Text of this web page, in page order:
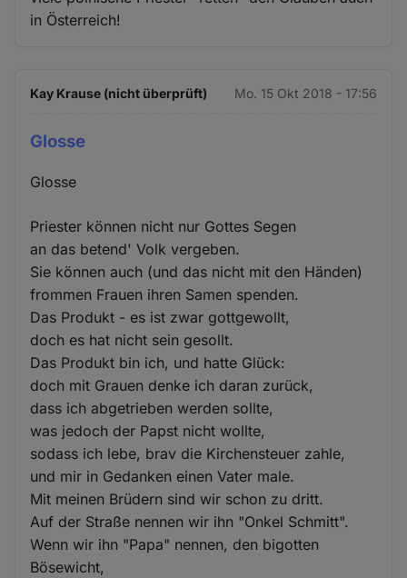
in Österreich!
Kay Krause (nicht überprüft) Mo. 15 Okt 2018 - 17:56
Glosse
Glosse
Priester können nicht nur Gottes Segen
an das betend' Volk vergeben.
Sie können auch (und das nicht mit den Händen)
frommen Frauen ihren Samen spenden.
Das Produkt - es ist zwar gottgewollt,
doch es hat nicht sein gesollt.
Das Produkt bin ich, und hatte Glück:
doch mit Grauen denke ich daran zurück,
dass ich abgetrieben werden sollte,
was jedoch der Papst nicht wollte,
sodass ich lebe, brav die Kirchensteuer zahle,
und mir in Gedanken einen Vater male.
Mit meinen Brüdern sind wir schon zu dritt.
Auf der Straße nennen wir ihn "Onkel Schmitt".
Wenn wir ihn "Papa" nennen, den bigotten
Bösewicht,